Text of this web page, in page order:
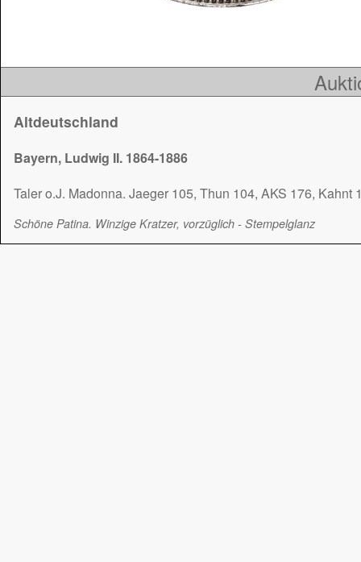
Altdeutschland
Bayern, Ludwig II. 1864-1886
Taler o.J. Madonna. Jaeger 105, Thun 104, AKS 176, Kahnt
Schöne Patina. Winzige Kratzer, vorzüglich - Stempelglanz